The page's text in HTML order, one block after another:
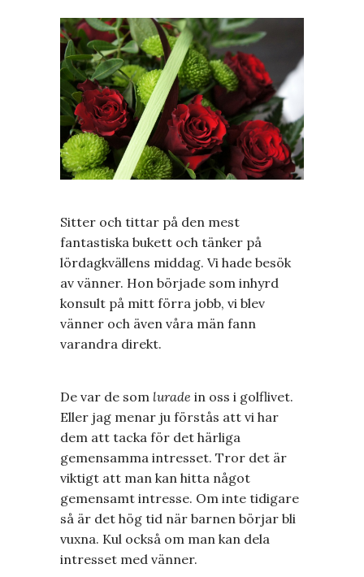
Sitter och tittar på den mest
fantastiska bukett och tänker på
lördagkvällens middag. Vi hade besök
av vänner. Hon började som inhyrd
konsult på mitt förra jobb, vi blev
vänner och även våra män fann
varandra direkt.
De var de som lurade in oss i golflivet.
Eller jag menar ju förstås att vi har
dem att tacka för det härliga
gemensamma intresset. Tror det är
viktigt att man kan hitta något
gemensamt intresse. Om inte tidigare
så är det hög tid när barnen börjar bli
vuxna. Kul också om man kan dela
intresset med vänner.